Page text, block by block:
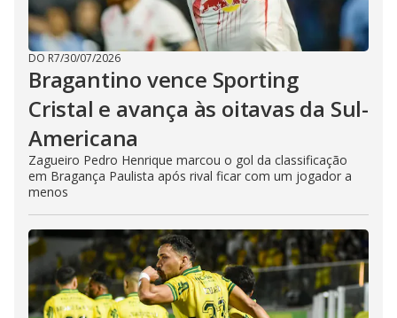
DO R7/30/07/2026
Bragantino vence Sporting
Cristal e avança às oitavas da Sul-
Americana
Zagueiro Pedro Henrique marcou o gol da classificação
em Bragança Paulista após rival ficar com um jogador a
menos